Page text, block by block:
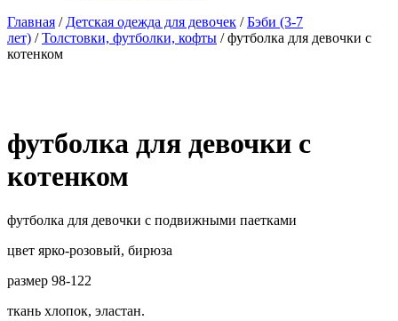
Главная / Детская одежда для девочек /Бэби (3-7
лет) /Толстовки, футболки, кофты / футболка для девочки с
котенком
футболка для девочки с
котенком
футболка для девочки с подвижными паетками
цвет ярко-розовый, бирюза
размер 98-122
ткань хлопок, эластан.